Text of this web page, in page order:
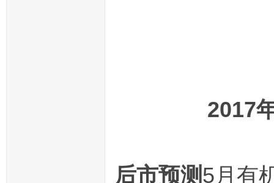
2017
后市预测5月有